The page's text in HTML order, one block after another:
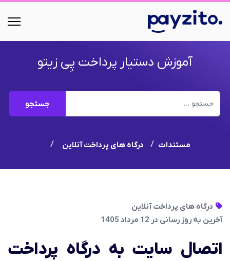
آموزش دستیار پرداخت پِی زیتو
جستجو
مستندات درگاه های پرداخت آنلاین
درگاه های پرداخت آنلاین
آخرین به روز رسانی در 12 مرداد 1405
اتصال سایت به درگاه پرداخت